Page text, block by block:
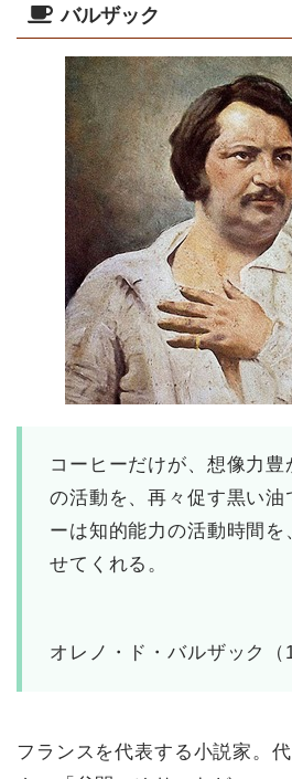
バルザック
コーヒーだけが、想像力
の活動を、再々促す黒い油
ーは知的能力の活動時間を
せてくれる。
オレノ・ド・バルザック（
フランスを代表する小説家。